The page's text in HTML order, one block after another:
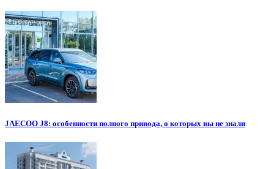
JAECOO J8: особенности полного привода, о которых вы не знали